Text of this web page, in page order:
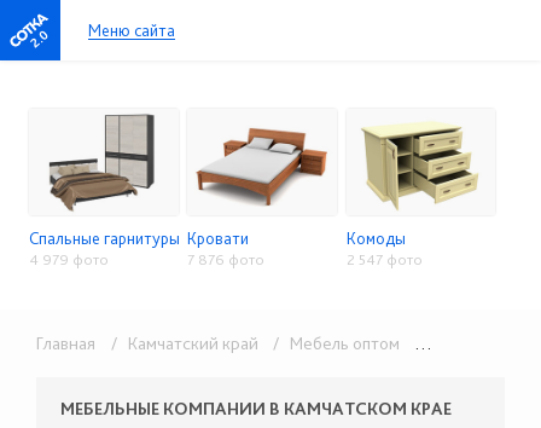
2.0 Меню сайта
Спальные гарнитуры
4 979 фото
Кровати
7 876 фото
Комоды
2 547 фото
Главная / Камчатский край / Мебель оптом
МЕБЕЛЬНЫЕ КОМПАНИИ В КАМЧАТСКОМ КРАЕ